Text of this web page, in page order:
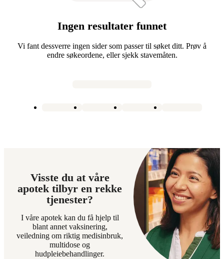
Ingen resultater funnet
Vi fant dessverre ingen sider som passer til søket ditt. Prøv å
endre søkeordene, eller sjekk stavemåten.
Visste du at våre
apotek tilbyr en rekke
tjenester?
I våre apotek kan du få hjelp til
blant annet vaksinering,
veiledning om riktig medisinbruk,
multidose og
hudpleiebehandlinger.